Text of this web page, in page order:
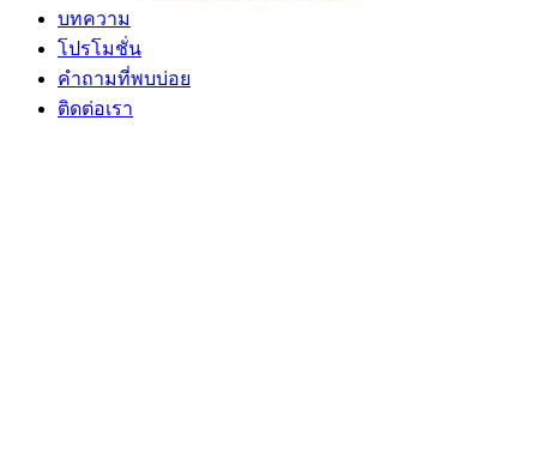
บทความ
โปรโมชั่น
คำถามที่พบบ่อย
ติดต่อเรา